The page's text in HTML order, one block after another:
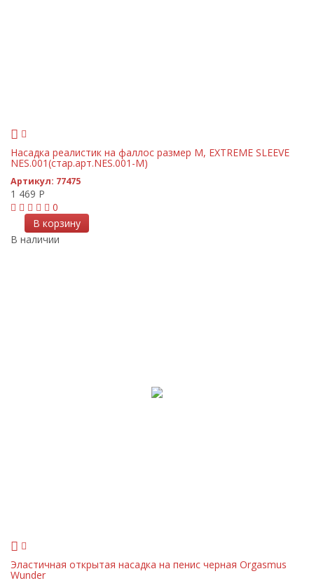
Насадка реалистик на фаллос размер M, EXTREME SLEEVE
NES.001(стар.арт.NES.001-M)
Артикул: 77475
1 469 Р
0
В корзину
В наличии
Эластичная открытая насадка на пенис черная Orgasmus
Wunder